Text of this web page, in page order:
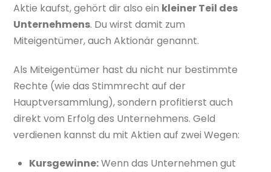
Aktie kaufst, gehört dir also ein kleiner Teil des
Unternehmens. Du wirst damit zum
Miteigentümer, auch Aktionär genannt.
Als Miteigentümer hast du nicht nur bestimmte
Rechte (wie das Stimmrecht auf der
Hauptversammlung), sondern profitierst auch
direkt vom Erfolg des Unternehmens. Geld
verdienen kannst du mit Aktien auf zwei Wegen:
Kursgewinne:Wenn das Unternehmen gut